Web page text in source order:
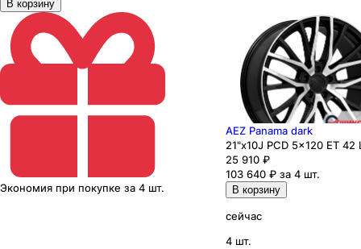
В корзину
Экономия при покупке за 4 шт.
AEZ Panama dark
21"x10J PCD 5x120 ЕТ
25 910 ₽
103 640 ₽ за 4 шт.
В корзину
сейчас
4 шт.